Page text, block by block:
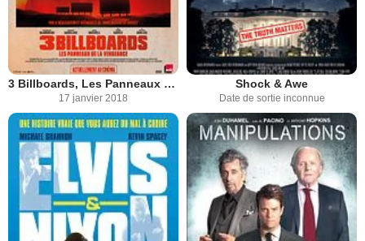
3 Billboards, Les Panneaux de la vengeance
17 janvier 2018
Shock & Awe
Date de sortie inconnue